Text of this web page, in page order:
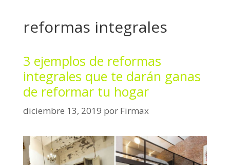
reformas integrales
3 ejemplos de reformas
integrales que te darán ganas
de reformar tu hogar
diciembre 13, 2019 por Firmax